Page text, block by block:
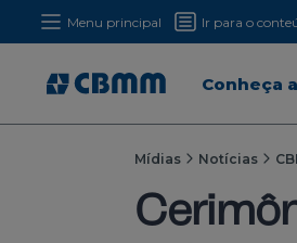
Menu principal Ir para o
Conheça
Mídias Notícias